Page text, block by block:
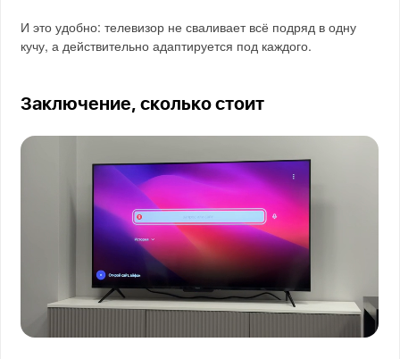
И это удобно: телевизор не сваливает всё подряд в одну
кучу, а действительно адаптируется под каждого.
Заключение, сколько стоит